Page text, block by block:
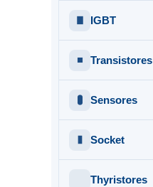
IGBT
Transistores
Sensores
Socket
Thyristores